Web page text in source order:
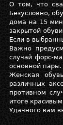
О том, что
Безусловно,
дома на 15
закрытой
Если в
Важно
случай форс-
основной пары.
Женская
различных
противном
итоге
Удачного вам